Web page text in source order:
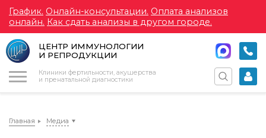
График. Онлайн-консультации. Оплата анализов
онлайн. Как сдать анализы в другом городе.
ЦЕНТР ИММУНОЛОГИИ
И РЕПРОДУКЦИИ
Клиники фертильности, акушерства
и пренатальной диагностики
Главная Медиа